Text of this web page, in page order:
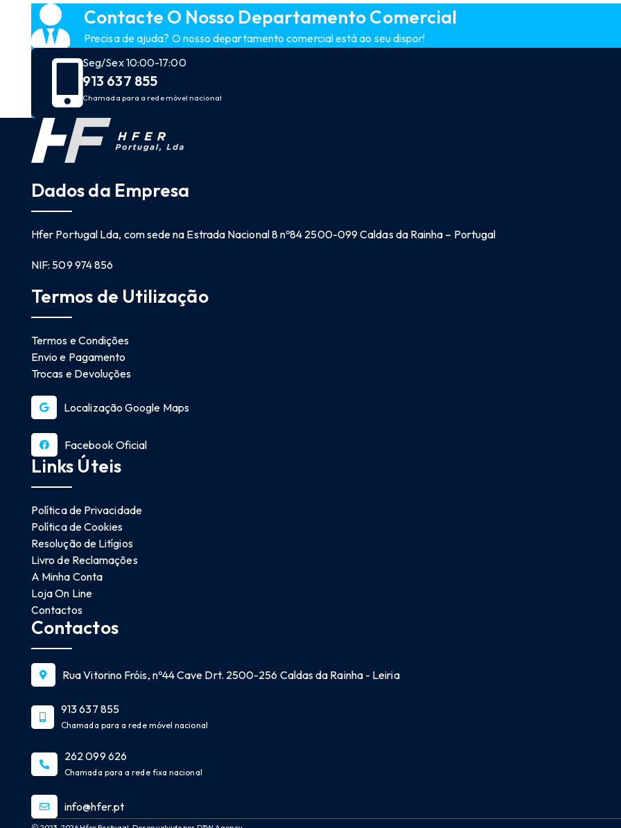
Contacte O Nosso Departamento Comercial
Precisa de ajuda? O nosso departamento comercial está ao seu dispor!
Seg/Sex 10:00-17:00
913 637 855
Chamada para a rede móvel nacional
Dados da Empresa
Hfer Portugal Lda, com sede na Estrada Nacional 8 nº84 2500-099 Caldas da Rainha – Portugal
NIF: 509 974 856
Termos de Utilização
Termos e Condições
Envio e Pagamento
Trocas e Devoluções
Localização Google Maps
Facebook Oficial
Links Úteis
Política de Privacidade
Política de Cookies
Resolução de Litígios
Livro de Reclamações
A Minha Conta
Loja On Line
Contactos
Contactos
Rua Vitorino Fróis, nº44 Cave Drt. 2500-256 Caldas da Rainha - Leiria
913 637 855
Chamada para a rede móvel nacional
262 099 626
Chamada para a rede fixa nacional
info@hfer.pt